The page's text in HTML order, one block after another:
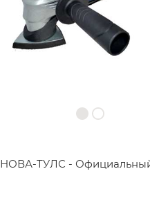
НОВА-ТУЛС -